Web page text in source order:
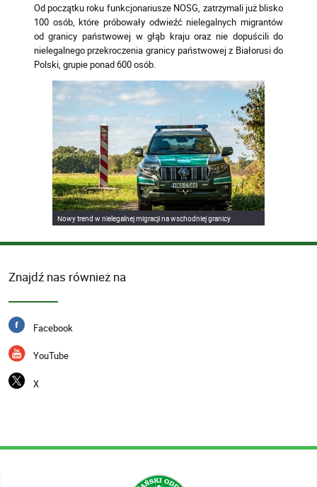
Od początku roku funkcjonariusze NOSG, zatrzymali już blisko
100 osób, które próbowały odwieźć nielegalnych migrantów
od granicy państwowej w głąb kraju oraz nie dopuścili do
nielegalnego przekroczenia granicy państwowej z Białorusi do
Polski, grupie ponad 600 osób.
Nowy trend w nielegalnej migracji na wschodniej granicy
Znajdź nas również na
Facebook
YouTube
X